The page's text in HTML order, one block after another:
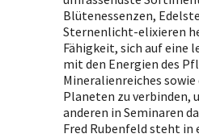
Blütenessenzen,
Sternenlicht-elixieren
Fähigkeit, sich auf eine
mit den Energien des
Mineralienreiches sowie
Planeten zu verbinden,
anderen in Seminaren
Fred Rubenfeld steht